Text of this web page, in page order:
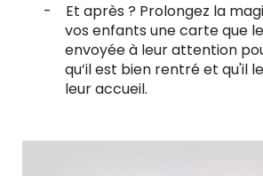
-
Et après ? Prolongez la
vos enfants une carte que
envoyée à leur attention
qu’il est bien rentré et qu'il
leur accueil.